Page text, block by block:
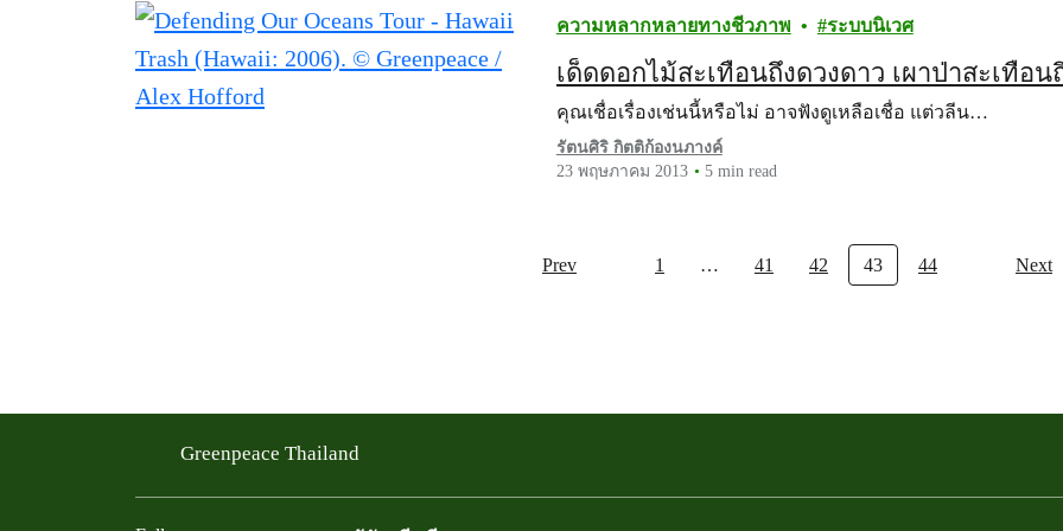
ความหลากหลายทางชีวภาพ ระบบนิเวศ
เด็ดดอกไม้สะเทือนถึงดวงดาว เผาป่าสะเทือน
คุณเชื่อเรื่องเช่นนี้หรือไม่ อาจฟังดูเหลือเชื่อ แต่วลีน…
รัตนศิริ กิตติก้องนภางค์
23 พฤษภาคม 2013
5 min read
Prev 1 … 41 42 43 44 Next
Greenpeace Thailand